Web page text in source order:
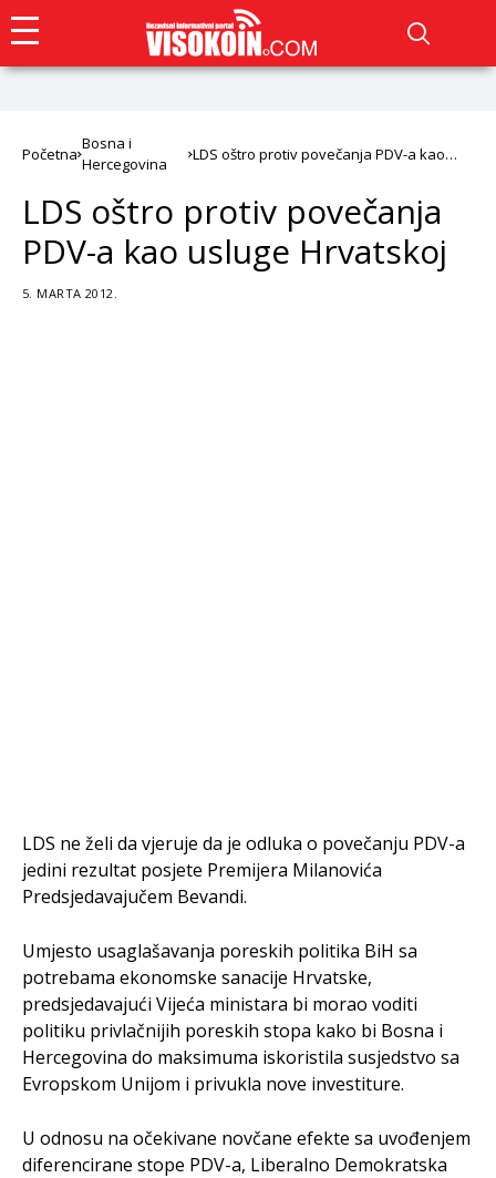
Početna
Bosna i
Hercegovina
LDS oštro protiv povečanja PDV-a kao
LDS oštro protiv povečanja
PDV-a kao usluge Hrvatskoj
5. MARTA 2012.
LDS ne želi da vjeruje da je odluka o povečanju PDV-a
jedini rezultat posjete Premijera Milanovića
Predsjedavajučem Bevandi.
Umjesto usaglašavanja poreskih politika BiH sa
potrebama ekonomske sanacije Hrvatske,
predsjedavajući Vijeća ministara bi morao voditi
politiku privlačnijih poreskih stopa kako bi Bosna i
Hercegovina do maksimuma iskoristila susjedstvo sa
Evropskom Unijom i privukla nove investiture.
U odnosu na očekivane novčane efekte sa uvođenjem
diferencirane stope PDV-a, Liberalno Demokratska